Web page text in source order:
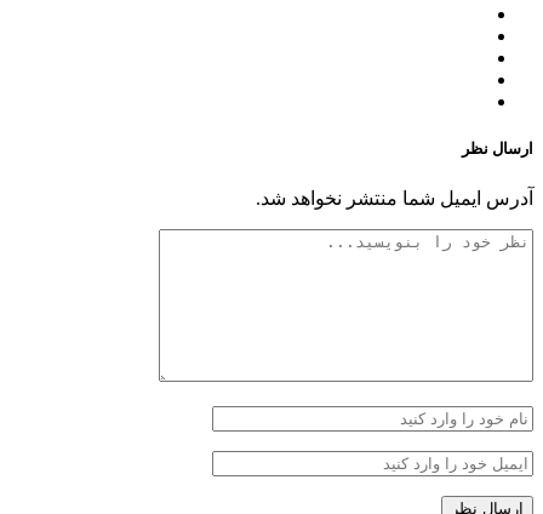
ارسال نظر
آدرس ایمیل شما منتشر نخواهد شد.